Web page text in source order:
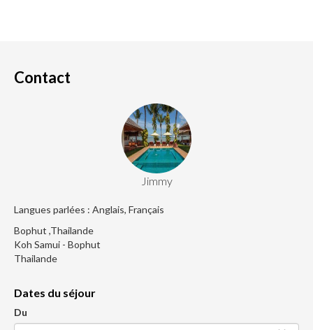
Contact
Jimmy
Langues parlées : Anglais, Français
Bophut ,Thailande
Koh Samui - Bophut
Thailande
Dates du séjour
Du